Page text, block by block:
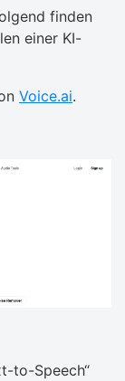
finden
einer KI-
Voice.ai.
to-Speech“